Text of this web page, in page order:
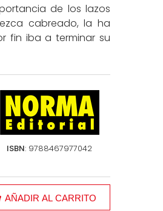
de los lazos
cabreado, la ha
fin iba a terminar su
ISBN: 9788467977042
AÑADIR AL CARRITO